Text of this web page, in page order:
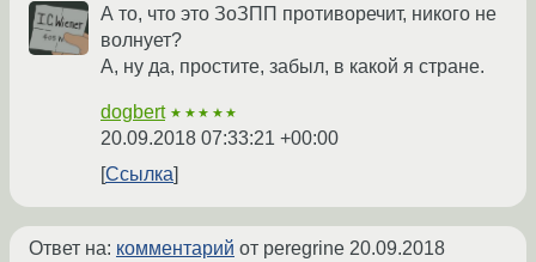
А то, что это ЗоЗПП противоречит, никого не
волнует?
А, ну да, простите, забыл, в какой я стране.
dogbert ★★★★★
20.09.2018 07:33:21 +00:00
Ссылка
Ответ на: комментарий от peregrine 20.09.2018